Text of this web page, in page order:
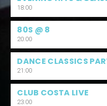
18:00
80S @ 8
20:00
DANCE CLASSICS
21:00
CLUB COSTA LIVE
23:00